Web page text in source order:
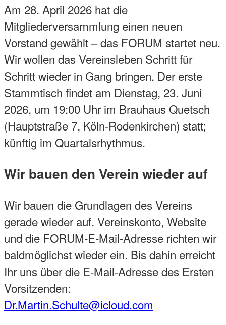
Am 28. April 2026 hat die
Mitgliederversammlung einen neuen
Vorstand gewählt – das FORUM startet neu.
Wir wollen das Vereinsleben Schritt für
Schritt wieder in Gang bringen. Der erste
Stammtisch findet am Dienstag, 23. Juni
2026, um 19:00 Uhr im Brauhaus Quetsch
(Hauptstraße 7, Köln-Rodenkirchen) statt;
künftig im Quartalsrhythmus.
Wir bauen den Verein wieder auf
Wir bauen die Grundlagen des Vereins
gerade wieder auf. Vereinskonto, Website
und die FORUM-E-Mail-Adresse richten wir
baldmöglichst wieder ein. Bis dahin erreicht
Ihr uns über die E-Mail-Adresse des Ersten
Vorsitzenden:
Dr.Martin.Schulte@icloud.com